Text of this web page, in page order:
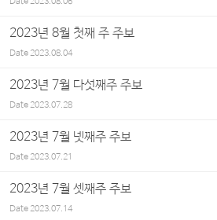
2023년 8월 첫째 주 주보
Date2023.08.04
2023년 7월 다섯째주 주보
Date2023.07.28
2023년 7월 넷째주 주보
Date2023.07.21
2023년 7월 셋째주 주보
Date2023.07.14